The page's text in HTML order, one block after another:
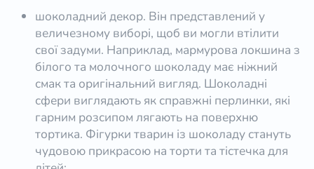
шоколадний декор. Він представлений у
величезному виборі, щоб ви могли втілити
свої задуми. Наприклад, мармурова локшина з
білого та молочного шоколаду має ніжний
смак та оригінальний вигляд. Шоколадні
сфери виглядають як справжні перлинки, які
гарним розсипом лягають на поверхню
тортика. Фігурки тварин із шоколаду стануть
чудовою прикрасою на торти та тістечка для